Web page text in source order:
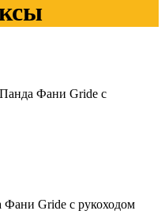
Фани Gride с
Фани Gride с рукоходом